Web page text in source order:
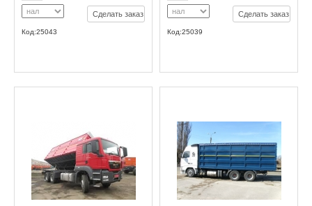
Сделать заказ
Код:25043
Сделать заказ
Код:25039